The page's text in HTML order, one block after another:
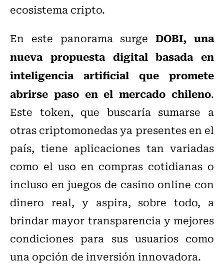
ecosistema cripto.
En este panorama surgeDOBI, una
nueva propuesta digital basada en
inteligencia artificial que promete
abrirse paso en el mercado chileno.
Este token, que buscaría sumarse a
otras criptomonedas ya presentes en el
país, tiene aplicaciones tan variadas
como el uso en compras cotidianas o
incluso enjuegos de casino online con
dinero real, y aspira, sobre todo, a
brindar mayor transparencia y mejores
condiciones para sus usuarios como
una opción de inversión innovadora.